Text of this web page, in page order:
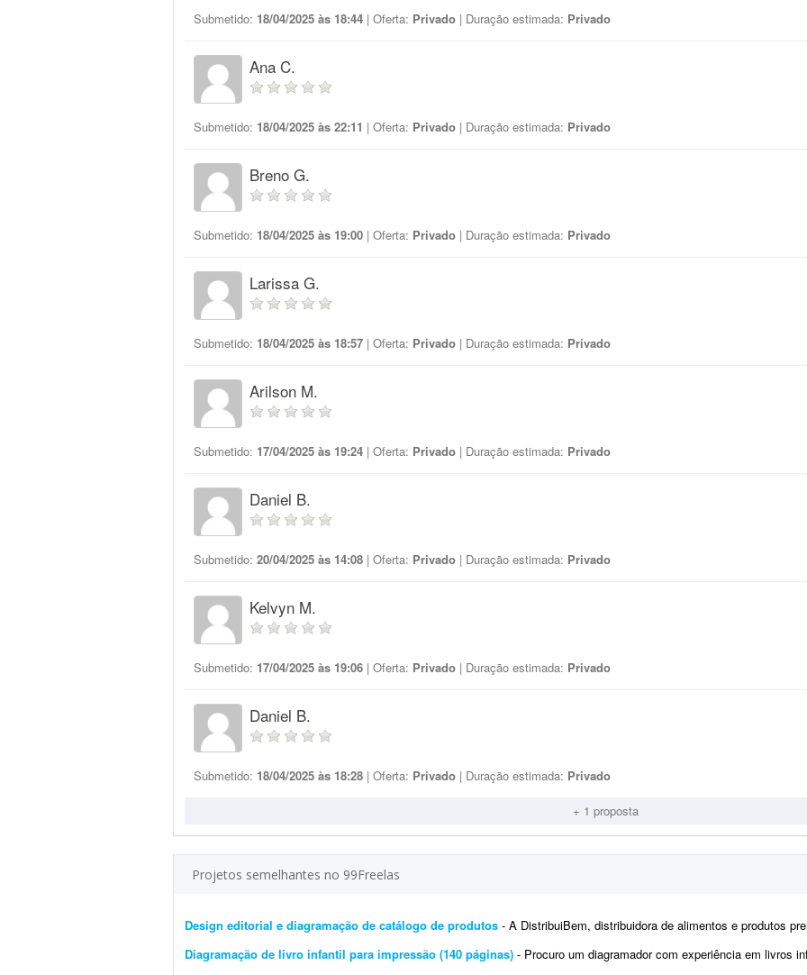
Submetido: 18/04/2025 às 18:44 | Oferta: Privado | Duração estimada: Privado
Ana C.
Submetido: 18/04/2025 às 22:11 | Oferta: Privado | Duração estimada: Privado
Breno G.
Submetido: 18/04/2025 às 19:00 | Oferta: Privado | Duração estimada: Privado
Larissa G.
Submetido: 18/04/2025 às 18:57 | Oferta: Privado | Duração estimada: Privado
Arilson M.
Submetido: 17/04/2025 às 19:24 | Oferta: Privado | Duração estimada: Privado
Daniel B.
Submetido: 20/04/2025 às 14:08 | Oferta: Privado | Duração estimada: Privado
Kelvyn M.
Submetido: 17/04/2025 às 19:06 | Oferta: Privado | Duração estimada: Privado
Daniel B.
Submetido: 18/04/2025 às 18:28 | Oferta: Privado | Duração estimada: Privado
+ 1 proposta
Projetos semelhantes no 99Freelas
Design editorial e diagramação de catálogo de produtos - A DistribuiBem, distribuidora de alimentos e produtos premium, está procurando um profissional de design
Diagramação de livro infantil para impressão (140 páginas) - Procuro um diagramador com experiência em livros infantis para diagramar um livro de